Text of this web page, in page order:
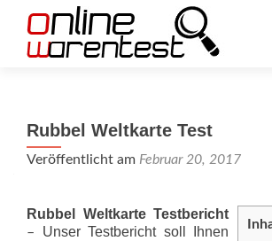
Rubbel Weltkarte Test
Veröffentlicht am Februar 20, 2017
Rubbel Weltkarte Testbericht
– Unser Testbericht soll Ihnen